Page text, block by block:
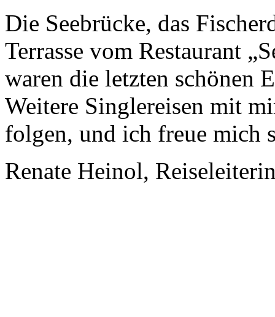
Die Seebrücke, das
Terrasse vom Restaurant
waren die letzten schönen
Weitere Singlereisen mit
folgen, und ich freue mich
Renate Heinol,